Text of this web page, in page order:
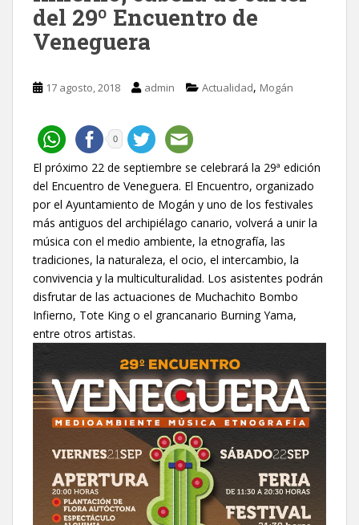
del 29º Encuentro de
Veneguera
17 agosto, 2018 admin Actualidad, Mogán
0
El próximo 22 de septiembre se celebrará la 29ª edición
del Encuentro de Veneguera. El Encuentro, organizado
por el Ayuntamiento de Mogán y uno de los festivales
más antiguos del archipiélago canario, volverá a unir la
música con el medio ambiente, la etnografía, las
tradiciones, la naturaleza, el ocio, el intercambio, la
convivencia y la multiculturalidad. Los asistentes podrán
disfrutar de las actuaciones de Muchachito Bombo
Infierno, Tote King o el grancanario Burning Yama,
entre otros artistas.